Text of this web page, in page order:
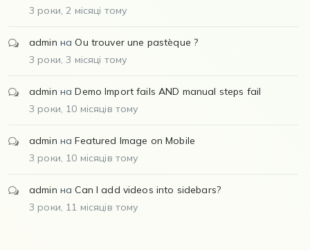
3 роки, 2 місяці тому
admin наOu trouver une pastèque ?
3 роки, 3 місяці тому
admin наDemo Import fails AND manual steps fail
3 роки, 10 місяців тому
admin наFeatured Image on Mobile
3 роки, 10 місяців тому
admin наCan I add videos into sidebars?
3 роки, 11 місяців тому